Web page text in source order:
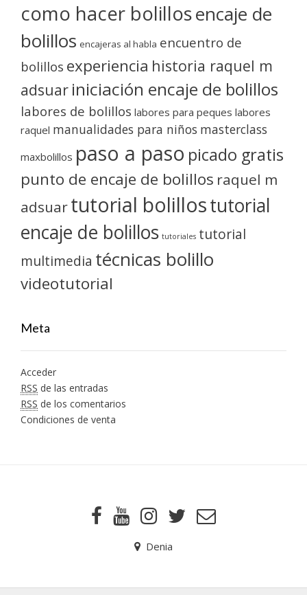
como hacer bolillosencaje de
bolillos encajeras al habla encuentro de
bolillos experiencia historia raquel m
adsuar iniciación encaje de bolillos
labores de bolillos labores para peques labores
raquel manualidades para niños masterclass
maxbolillos paso a paso picado gratis
punto de encaje de bolillos raquel m
adsuartutorial bolillostutorial
encaje de bolillos tutoriales tutorial
multimedia técnicas bolillo
videotutorial
Meta
Acceder
RSS de las entradas
RSS de los comentarios
Condiciones de venta
Denia